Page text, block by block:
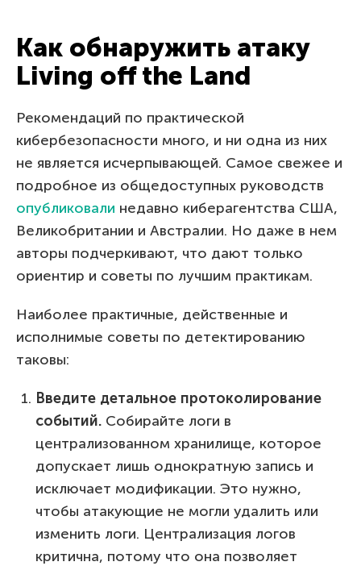
Как обнаружить атаку
Living off the Land
Рекомендаций по практической
кибербезопасности много, и ни одна из них
не является исчерпывающей. Самое свежее и
подробное из общедоступных руководств
опубликовали недавно киберагентства США,
Великобритании и Австралии. Но даже в нем
авторы подчеркивают, что дают только
ориентир и советы по лучшим практикам.
Наиболее практичные, действенные и
исполнимые советы по детектированию
таковы:
Введите детальное протоколирование
событий. Собирайте логи в
централизованном хранилище, которое
допускает лишь однократную запись и
исключает модификации. Это нужно,
чтобы атакующие не могли удалить или
изменить логи. Централизация логов
критична, потому что она позволяет